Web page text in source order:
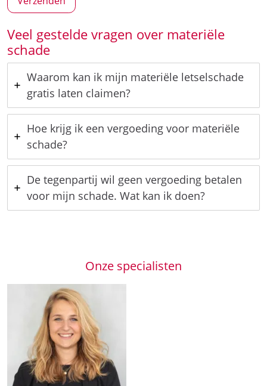
Veel gestelde vragen over materiële
schade
Waarom kan ik mijn materiële letselschade
gratis laten claimen?
Hoe krijg ik een vergoeding voor materiële
schade?
De tegenpartij wil geen vergoeding betalen
voor mijn schade. Wat kan ik doen?
Onze specialisten